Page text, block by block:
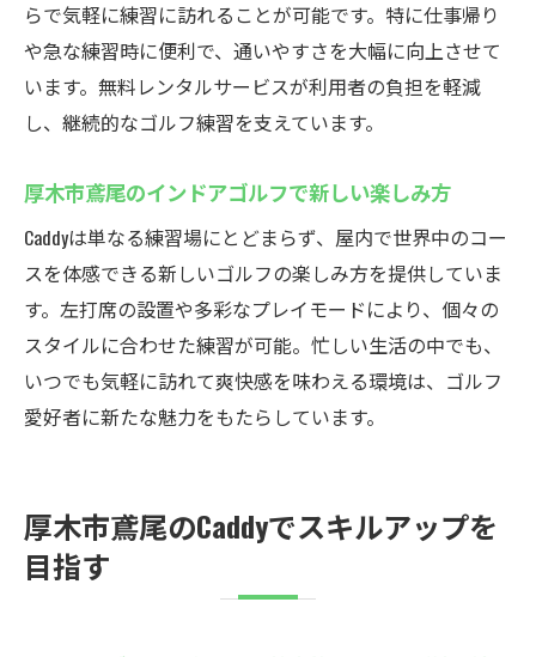
らで気軽に練習に訪れることが可能です。特に仕事帰り
や急な練習時に便利で、通いやすさを大幅に向上させて
います。無料レンタルサービスが利用者の負担を軽減
し、継続的なゴルフ練習を支えています。
厚木市鳶尾のインドアゴルフで新しい楽しみ方
Caddyは単なる練習場にとどまらず、屋内で世界中のコー
スを体感できる新しいゴルフの楽しみ方を提供していま
す。左打席の設置や多彩なプレイモードにより、個々の
スタイルに合わせた練習が可能。忙しい生活の中でも、
いつでも気軽に訪れて爽快感を味わえる環境は、ゴルフ
愛好者に新たな魅力をもたらしています。
厚木市鳶尾のCaddyでスキルアップを
目指す